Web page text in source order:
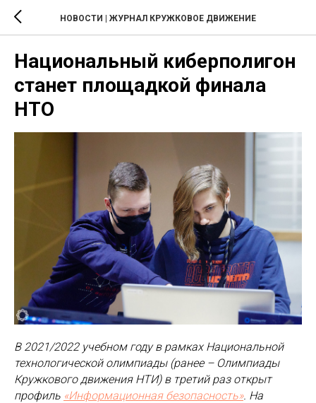
НОВОСТИ | ЖУРНАЛ КРУЖКОВОЕ ДВИЖЕНИЕ
Национальный киберполигон
станет площадкой финала
НТО
В 2021/2022 учебном году в рамках Национальной
технологической олимпиады (ранее – Олимпиады
Кружкового движения НТИ) в третий раз открыт
профиль «Информационная безопасность». На